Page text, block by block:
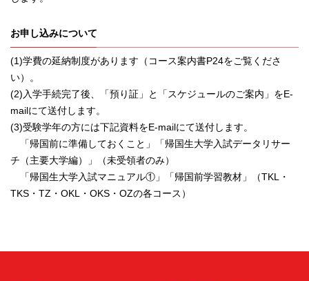
お申し込みについて
(1)学費の延納制度があります（コース案内書P24をご覧くださ
い）。
(2)入学手続完了後、「預り証」と「スケジュールのご案内」をE-
mailにて送付します。
(3)受験学年の方には下記資料をE-mailにて送付します。
「帰国前に準備しておくこと」「帰国生大学入試データリサー
チ（主要大学編）」（未受領者のみ）
「帰国生大学入試マニュアル①」「帰国前学習教材」（TKL・
TKS・TZ・OKL・OKS・OZの各コース）